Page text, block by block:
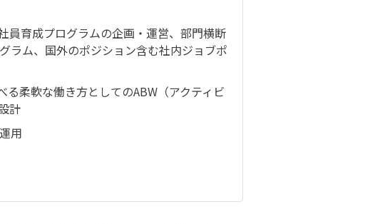
員育成プログラムの企画・運営、部門横断
ラム、国外のポジション含む社内ジョブポ
柔軟な働き方としてのABW（アクティビ
計
用